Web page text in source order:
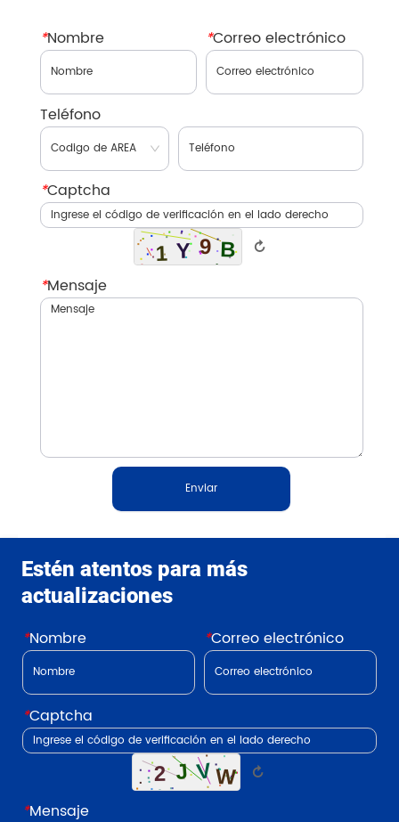
*Nombre *Correo electrónico
Teléfono
*Captcha
↻
*Mensaje
Enviar
Estén atentos para más
actualizaciones
*Nombre *Correo electrónico
*Captcha
↻
*Mensaje